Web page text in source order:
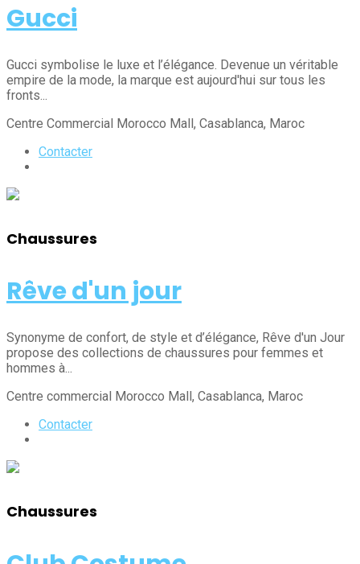
Gucci
Gucci symbolise le luxe et l’élégance. Devenue un véritable
empire de la mode, la marque est aujourd'hui sur tous les
fronts...
Centre Commercial Morocco Mall, Casablanca, Maroc
Contacter
Chaussures
Rêve d'un jour
Synonyme de confort, de style et d’élégance, Rêve d'un Jour
propose des collections de chaussures pour femmes et
hommes à...
Centre commercial Morocco Mall, Casablanca, Maroc
Contacter
Chaussures